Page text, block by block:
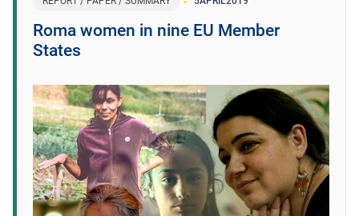
Roma women in nine EU Member
States